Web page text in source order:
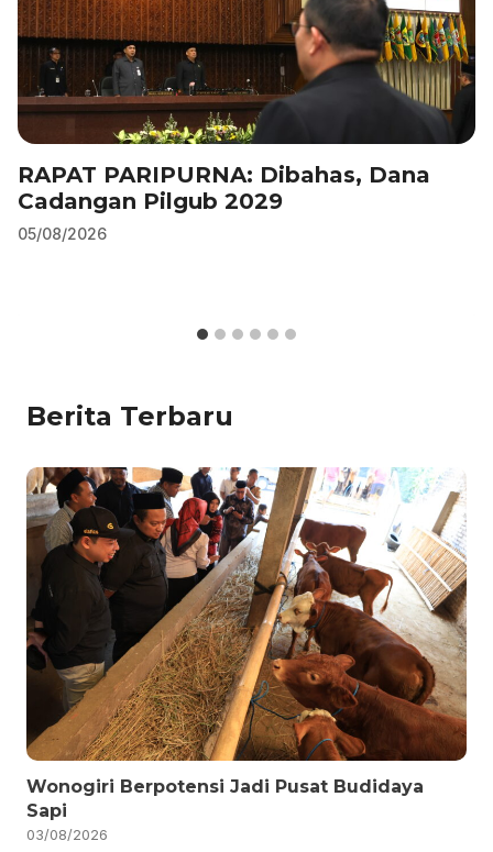
RAPAT PARIPURNA: Dibahas, Dana
Cadangan Pilgub 2029
05/08/2026
Berita Terbaru
Wonogiri Berpotensi Jadi Pusat Budidaya
Sapi
03/08/2026